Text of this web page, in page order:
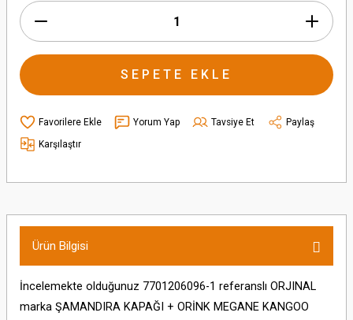
SEPETE EKLE
Yorum Yap Tavsiye Et
Paylaş
Karşılaştır
Ürün Bilgisi
İncelemekte olduğunuz 7701206096-1 referanslı ORJINAL
marka ŞAMANDIRA KAPAĞI + ORİNK MEGANE KANGOO